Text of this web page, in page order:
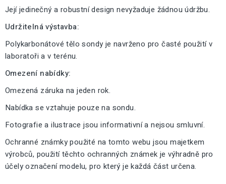
Její jedinečný a robustní design nevyžaduje žádnou údržbu.
Udržitelná výstavba:
Polykarbonátové tělo sondy je navrženo pro časté použití v
laboratoři a v terénu.
Omezení nabídky:
Omezená záruka na jeden rok.
Nabídka se vztahuje pouze na sondu.
Fotografie a ilustrace jsou informativní a nejsou smluvní.
Ochranné známky použité na tomto webu jsou majetkem
výrobců, použití těchto ochranných známek je výhradně pro
účely označení modelu, pro který je každá část určena.